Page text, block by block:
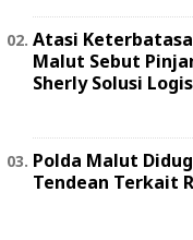
Atasi
Malut Sebut
Sherly Solusi Logis
Polda Malut
Tendean Terkait